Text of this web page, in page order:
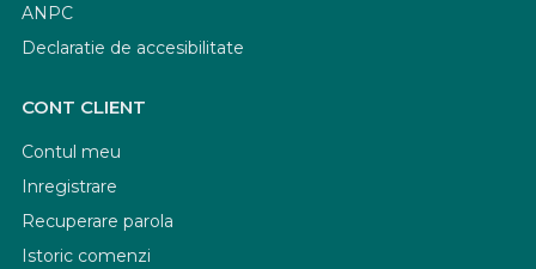
ANPC
Declaratie de accesibilitate
CONT CLIENT
Contul meu
Inregistrare
Recuperare parola
Istoric comenzi